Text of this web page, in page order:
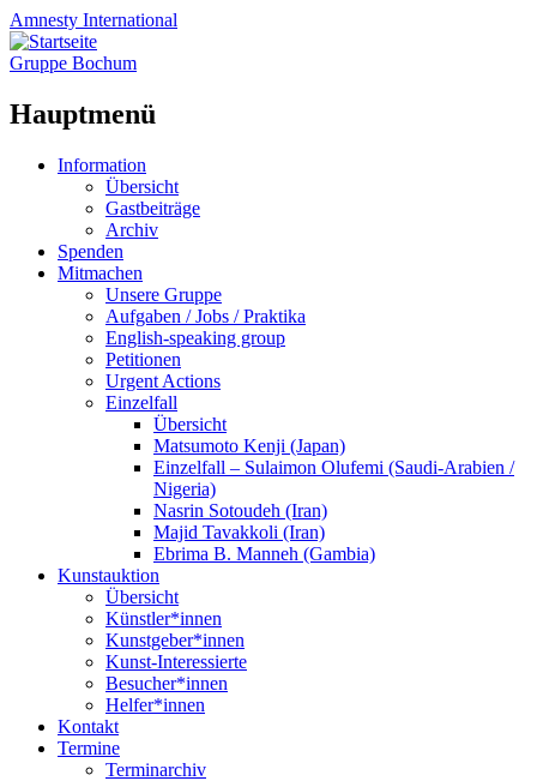
Amnesty International
Gruppe Bochum
Hauptmenü
Zum
Information
Übersicht
Gastbeiträge
Archiv
Spenden
Mitmachen
Unsere Gruppe
Aufgaben / Jobs / Praktika
English-speaking group
Petitionen
Urgent Actions
Einzelfall
Übersicht
Matsumoto Kenji (Japan)
Einzelfall – Sulaimon Olufemi (Saudi-Arabien /
Nigeria)
Nasrin Sotoudeh (Iran)
Majid Tavakkoli (Iran)
Ebrima B. Manneh (Gambia)
Kunstauktion
Übersicht
Künstler*innen
Kunstgeber*innen
Kunst-Interessierte
Besucher*innen
Helfer*innen
Kontakt
Termine
Terminarchiv